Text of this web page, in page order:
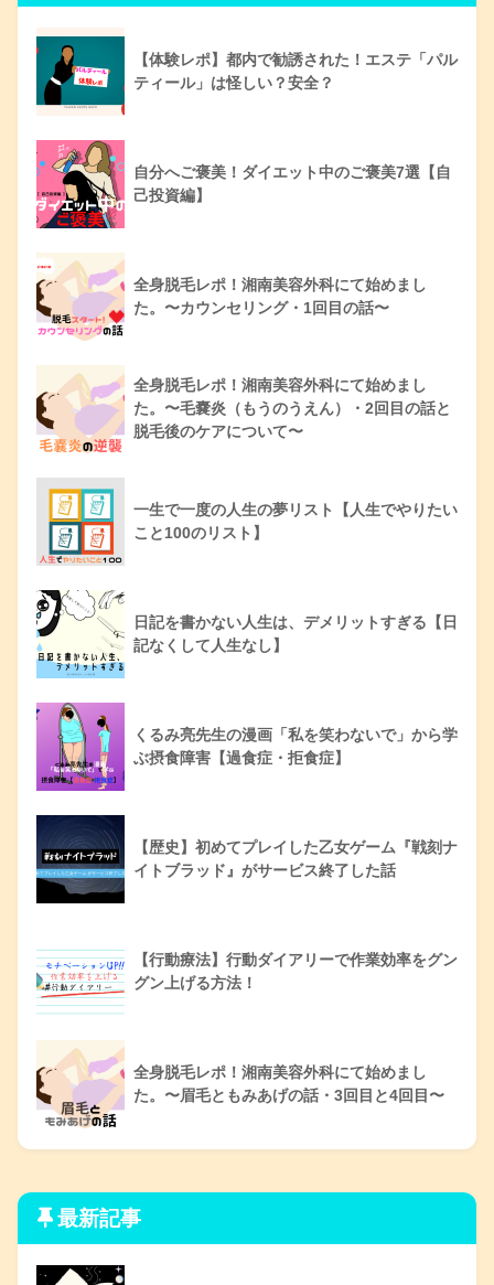
【体験レポ】都内で勧誘された！エステ「パル
ティール」は怪しい？安全？
自分へご褒美！ダイエット中のご褒美7選【自
己投資編】
全身脱毛レポ！湘南美容外科にて始めまし
た。〜カウンセリング・1回目の話〜
全身脱毛レポ！湘南美容外科にて始めまし
た。〜毛嚢炎（もうのうえん）・2回目の話と
脱毛後のケアについて〜
一生で一度の人生の夢リスト【人生でやりたい
こと100のリスト】
日記を書かない人生は、デメリットすぎる【日
記なくして人生なし】
くるみ亮先生の漫画「私を笑わないで」から学
ぶ摂食障害【過食症・拒食症】
【歴史】初めてプレイした乙女ゲーム『戦刻ナ
イトブラッド』がサービス終了した話
【行動療法】行動ダイアリーで作業効率をグン
グン上げる方法！
全身脱毛レポ！湘南美容外科にて始めまし
た。〜眉毛ともみあげの話・3回目と4回目〜
最新記事